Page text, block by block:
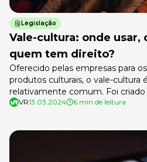
Legislação
Vale-cultura: onde usar,
quem tem direito?
Oferecido pelas empresas para
produtos culturais, o vale-cultura
relativamente comum. Foi
em 2012, por meio da Lei 12.761/
consumo de artes visuais,
VR13.03.2024 6 min de leitura